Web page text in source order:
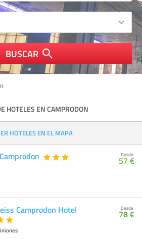
BUSCAR
HOTELES EN CAMPRODON
HOTELES EN EL MAPA
Desde
57 €
Camprodon Hotel Desde
78 €